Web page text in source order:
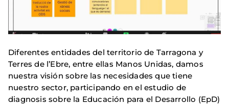
Diferentes entidades del territorio de Tarragona y
Terres de l’Ebre, entre ellas Manos Unidas, damos
nuestra visión sobre las necesidades que tiene
nuestro sector, participando en el estudio de
diagnosis sobre la Educación para el Desarrollo (EpD)